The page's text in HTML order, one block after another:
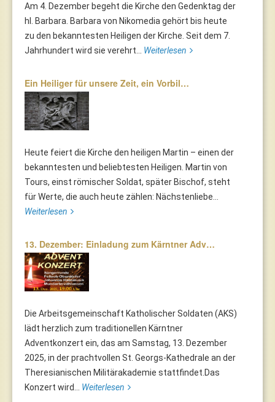
Am 4. Dezember begeht die Kirche den Gedenktag der
hl. Barbara. Barbara von Nikomedia gehört bis heute
zu den bekanntesten Heiligen der Kirche. Seit dem 7.
Jahrhundert wird sie verehrt... Weiterlesen
Ein Heiliger für unsere Zeit, ein Vorbil…
Heute feiert die Kirche den heiligen Martin – einen der
bekanntesten und beliebtesten Heiligen. Martin von
Tours, einst römischer Soldat, später Bischof, steht
für Werte, die auch heute zählen: Nächstenliebe...
Weiterlesen
13. Dezember: Einladung zum Kärntner Adv…
Die Arbeitsgemeinschaft Katholischer Soldaten (AKS)
lädt herzlich zum traditionellen Kärntner
Adventkonzert ein, das am Samstag, 13. Dezember
2025, in der prachtvollen St. Georgs-Kathedrale an der
Theresianischen Militärakademie stattfindet.Das
Konzert wird... Weiterlesen